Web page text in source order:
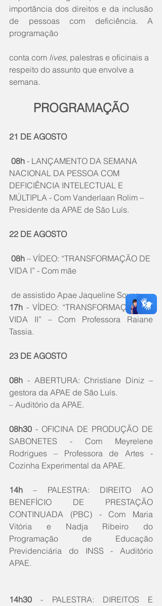
importância dos direitos e da inclusão
de pessoas com deficiência. A
programação
conta com lives, palestras e oficinais a
respeito do assunto que envolve a
semana.
PROGRAMAÇÃO
21 DE AGOSTO
08h - LANÇAMENTO DA SEMANA
NACIONAL DA PESSOA COM
DEFICIÊNCIA INTELECTUAL E
MÚLTIPLA - Com Vanderlaan Rolim –
Presidente da APAE de São Luís.
22 DE AGOSTO
08h – VÍDEO: “TRANSFORMAÇÃO DE
VIDA I” - Com mãe
de assistido Apae Jaqueline Sousa.
17h - VÍDEO: “TRANSFORMAÇÃO DE
VIDA II” – Com Professora Raiane
Tassia.
23 DE AGOSTO
08h - ABERTURA: Christiane Diniz –
gestora da APAE de São Luís.
– Auditório da APAE.
08h30 - OFICINA DE PRODUÇÃO DE
SABONETES - Com Meyrelene
Rodrigues – Professora de Artes -
Cozinha Experimental da APAE.
14h – PALESTRA: DIREITO AO
BENEFÍCIO DE PRESTAÇÃO
CONTINUADA (PBC) - Com Maria
Vitória e Nadja Ribeiro do
Programação de Educação
Previdenciária do INSS - Auditório
APAE.
14h30 - PALESTRA: DIREITOS E